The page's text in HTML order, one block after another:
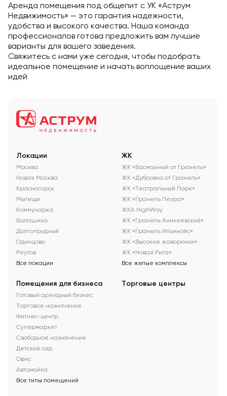
Аренда помещения под общепит с УК «Аструм
Недвижимость» — это гарантия надежности,
удобства и высокого качества. Наша команда
профессионалов готова предложить вам лучшие
варианты для вашего заведения.
Свяжитесь с нами уже сегодня, чтобы подобрать
идеальное помещение и начать воплощение ваших
идей
Локации
Москва
Новая Москва
Красногорск
Мытищи
Коммунарка
Балашиха
Долгопрудный
Одинцово
Реутов
Все локации
ЖК
ЖК «Басманный от Гранель»
ЖК «Дубровка от Гранель»
ЖК «Театральный Парк»
ЖК «Гранель Пехра»
ЖКА HighWay
ЖК «Гранель Аникеевский»
ЖК «Гранель Ильинойс»
ЖК «Высокие жаворонки»
ЖК «Новая Рига»
Все жилые комплексы
Помещения для бизнеса
Готовый арендный бизнес
Торговое назначение
Фитнес-центр
Супермаркет
Свободное назначение
Детский сад
Офис
Автомойка
Все типы помещений
Торговые центры